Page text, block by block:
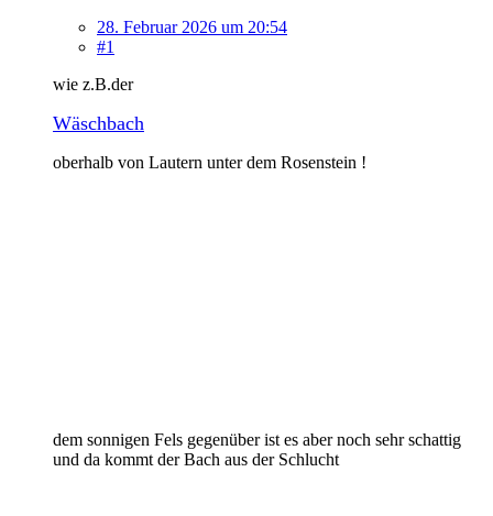
28. Februar 2026 um 20:54
#1
wie z.B.der
Wäschbach
oberhalb von Lautern unter dem Rosenstein !
dem sonnigen Fels gegenüber ist es aber noch sehr schattig
und da kommt der Bach aus der Schlucht